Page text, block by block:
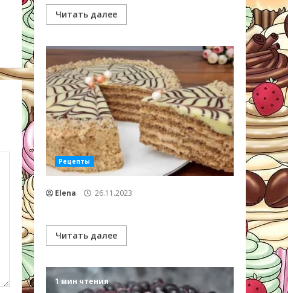
Читать далее
Рецепты
Elena 26.11.2023
Читать далее
1 мин чтения